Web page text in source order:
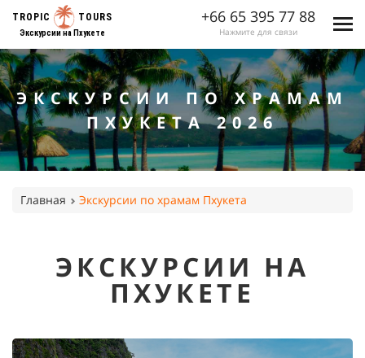
TROPIC TOURS
Экскурсии на Пхукете
+66 65 395 77 88
Нажмите для связи
ЭКСКУРСИИ ПО ХРАМАМ
ПХУКЕТА 2026
Главная Экскурсии по храмам Пхукета
ЭКСКУРСИИ НА
ПХУКЕТЕ